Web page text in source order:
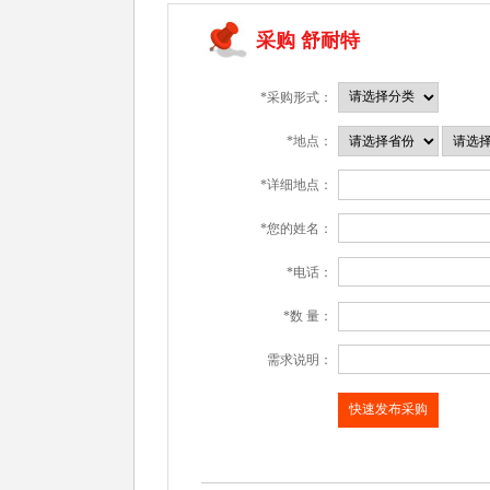
采购 舒耐特
*采购形式：
*地点：
*详细地点：
*您的姓名：
*电话：
*数 量：
需求说明：